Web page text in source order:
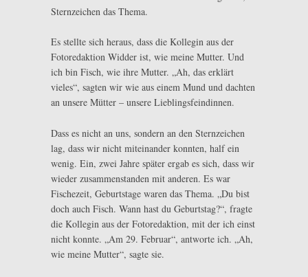
Sternzeichen das Thema.
Es stellte sich heraus, dass die Kollegin aus der
Fotoredaktion Widder ist, wie meine Mutter. Und
ich bin Fisch, wie ihre Mutter. „Ah, das erklärt
vieles“, sagten wir wie aus einem Mund und dachten
an unsere Mütter – unsere Lieblingsfeindinnen.
Dass es nicht an uns, sondern an den Sternzeichen
lag, dass wir nicht miteinander konnten, half ein
wenig. Ein, zwei Jahre später ergab es sich, dass wir
wieder zusammenstanden mit anderen. Es war
Fischezeit, Geburtstage waren das Thema. „Du bist
doch auch Fisch. Wann hast du Geburtstag?“, fragte
die Kollegin aus der Fotoredaktion, mit der ich einst
nicht konnte. „Am 29. Februar“, antworte ich. „Ah,
wie meine Mutter“, sagte sie.